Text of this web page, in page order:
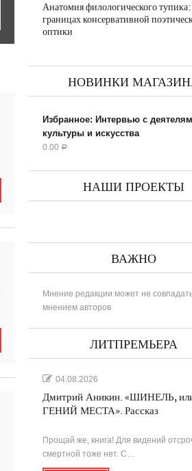
Анатомия филологического
границах консервативной
оптики
НОВИНКИ
Избранное: Интервью с
культуры и искусства
0.00 Р
НАШИ ПРОЕКТЫ
ВАЖНО
Мнение редакции может не
мнением авторов
ЛИТПРЕМЬЕРА
04.08.2026
Дмитрий Аникин. «ШИНЕЛЬ,
ГЕНИЙ МЕСТА». Рассказ
Прощай же, книга! Для видений
смертной тоже нет. С…